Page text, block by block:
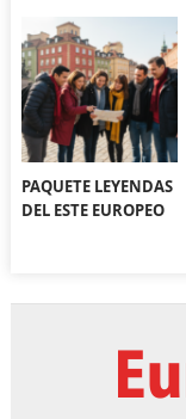
PAQUETE LEYENDAS
DEL ESTE EUROPEO